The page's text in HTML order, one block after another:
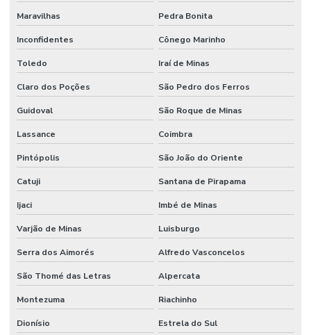
Maravilhas Pedra Bonita
Inconfidentes Cônego Marinho
Toledo Iraí de Minas
Claro dos Poções São Pedro dos Ferros
Guidoval São Roque de Minas
Lassance Coimbra
Pintópolis São João do Oriente
Catuji Santana de Pirapama
Ijaci Imbé de Minas
Varjão de Minas Luisburgo
Serra dos Aimorés Alfredo Vasconcelos
São Thomé das Letras Alpercata
Montezuma Riachinho
Dionísio Estrela do Sul